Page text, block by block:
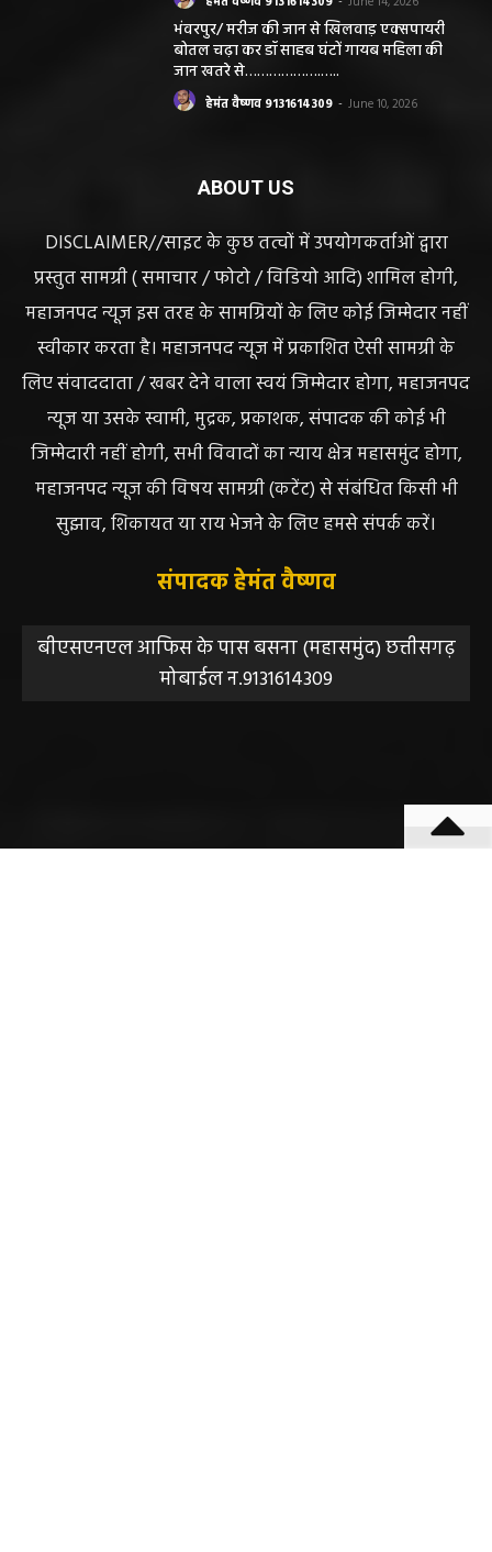
भंवरपुर/ मरीज की जान से खिलवाड़ एक्सपायरी
बोतल चढ़ा कर डॉ साहब घंटों गायब महिला की
जान खतरे से……………….…..
हेमंत वैष्णव 9131614309 - June 10, 2026
ABOUT US
DISCLAIMER//साइट के कुछ तत्वों में उपयोगकर्ताओं द्वारा
प्रस्तुत सामग्री ( समाचार / फोटो / विडियो आदि) शामिल होगी,
महाजनपद न्यूज इस तरह के सामग्रियों के लिए कोई जिम्मेदार नहीं
स्वीकार करता है। महाजनपद न्यूज में प्रकाशित ऐसी सामग्री के
लिए संवाददाता / खबर देने वाला स्वयं जिम्मेदार होगा, महाजनपद
न्यूज या उसके स्वामी, मुद्रक, प्रकाशक, संपादक की कोई भी
जिम्मेदारी नहीं होगी, सभी विवादों का न्याय क्षेत्र महासमुंद होगा,
महाजनपद न्यूज की विषय सामग्री (कटेंट) से संबंधित किसी भी
सुझाव, शिकायत या राय भेजने के लिए हमसे संपर्क करें।
संपादक हेमंत वैष्णव
बीएसएनएल आफिस के पास बसना (महासमुंद) छत्तीसगढ़
मोबाईल न.9131614309